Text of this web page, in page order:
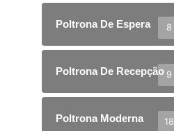
Poltrona De Espera 8
Poltrona De Recepção 9
Poltrona Moderna 18